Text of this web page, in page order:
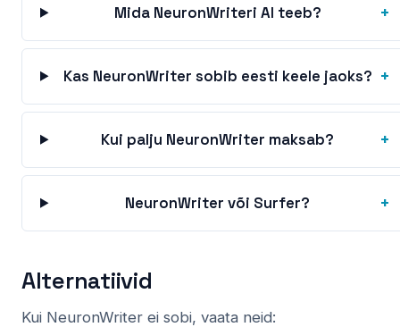
Mida NeuronWriteri AI teeb? +
Kas NeuronWriter sobib eesti keele jaoks? +
Kui palju NeuronWriter maksab? +
NeuronWriter või Surfer? +
Alternatiivid
Kui NeuronWriter ei sobi, vaata neid: